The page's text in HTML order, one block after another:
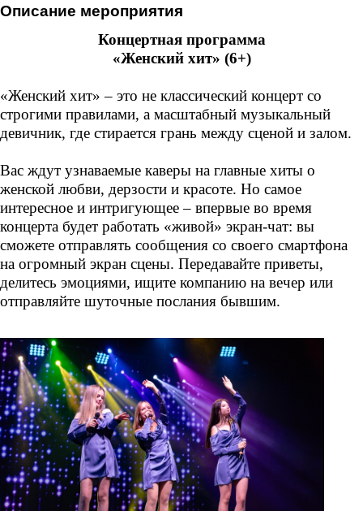
Описание мероприятия
Концертная программа
«Женский хит» (6+)
«Женский хит» – это не классический концерт со
строгими правилами, а масштабный музыкальный
девичник, где стирается грань между сценой и залом.
Вас ждут узнаваемые каверы на главные хиты о
женской любви, дерзости и красоте. Но самое
интересное и интригующее – впервые во время
концерта будет работать «живой» экран-чат: вы
сможете отправлять сообщения со своего смартфона
на огромный экран сцены. Передавайте приветы,
делитесь эмоциями, ищите компанию на вечер или
отправляйте шуточные послания бывшим.